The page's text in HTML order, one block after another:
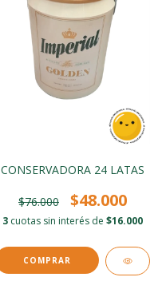
CONSERVADORA 24 LATAS
$76.000 $48.000
3 cuotas sin interés de $16.000
COMPRAR